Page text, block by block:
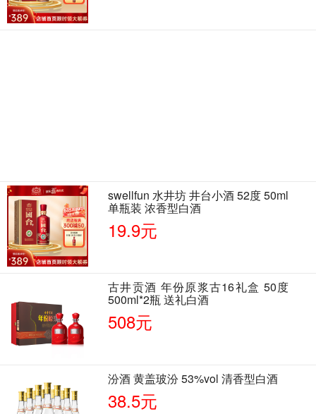
swellfun 水井坊 井台小酒 52度 50ml
单瓶装 浓香型白酒
19.9元
古井贡酒 年份原浆古16礼盒 50度
500ml*2瓶 送礼白酒
508元
汾酒 黄盖玻汾 53%vol 清香型白酒
38.5元